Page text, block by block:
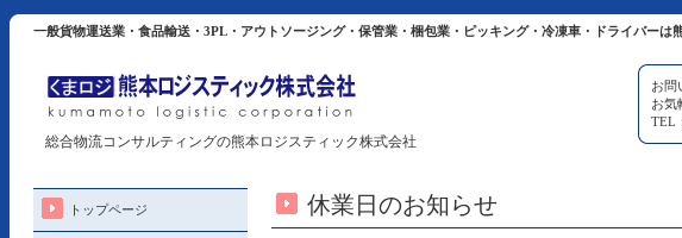
一般貨物運送業・食品輸送・3PL・アウトソージング・保管業・梱包業・ピッキング・冷凍車・ドライバーは
お問
お気
TEL
総合物流コンサルティングの熊本ロジスティック株式会社
休業日のお知らせ
トップページ